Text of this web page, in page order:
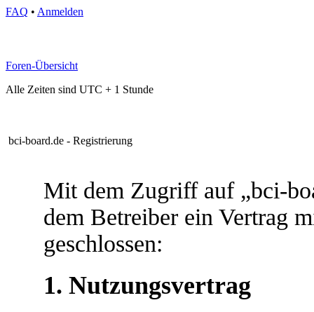
FAQ • Anmelden
Foren-Übersicht
Alle Zeiten sind UTC + 1 Stunde
bci-board.de - Registrierung
Mit dem Zugriff auf „bci-
dem Betreiber ein Vertrag
geschlossen:
1. Nutzungsvertrag